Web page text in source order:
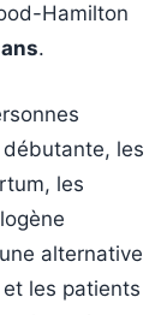
Hamilton
.
débutante, les
les
alternative
les patients